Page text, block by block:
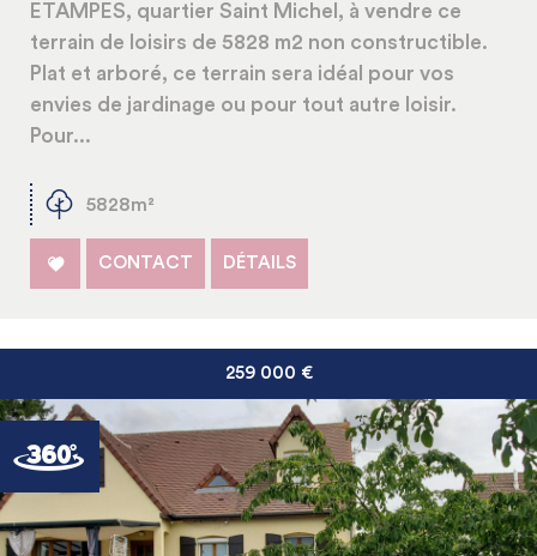
ETAMPES, quartier Saint Michel, à vendre ce
terrain de loisirs de 5828 m2 non constructible.
Plat et arboré, ce terrain sera idéal pour vos
envies de jardinage ou pour tout autre loisir.
Pour...
5828m²
CONTACT DÉTAILS
259 000 €